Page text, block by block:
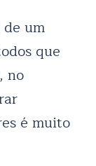
um
que
no
é muito